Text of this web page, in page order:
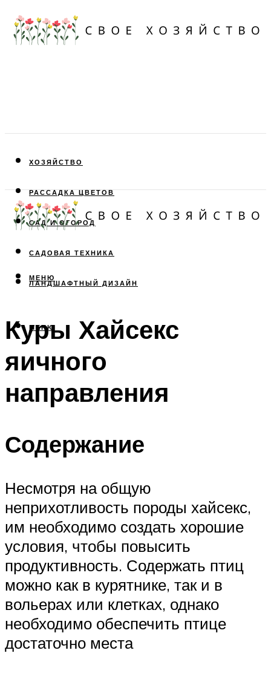
ХОЗЯЙСТВО
РАССАДКА ЦВЕТОВ
САД И ОГОРОД
САДОВАЯ ТЕХНИКА
ЛАНДШАФТНЫЙ ДИЗАЙН
МЕНЮ
МЕНЮ
Куры Хайсекс
яичного
направления
Содержание
Несмотря на общую
неприхотливость породы хайсекс,
им необходимо создать хорошие
условия, чтобы повысить
продуктивность. Содержать птиц
можно как в курятнике, так и в
вольерах или клетках, однако
необходимо обеспечить птице
достаточно места